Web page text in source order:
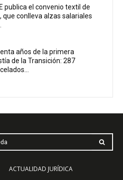
publica el convenio textil de
que conlleva alzas salariales
años de la primera
de la Transición: 287
ACTUALIDAD JURÍDICA